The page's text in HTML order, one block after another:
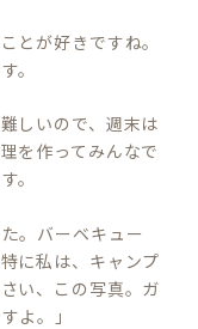
とが好きですね。
。
しいので、週末は
を作ってみんなで
。
。バーベキュー
に私は、キャンプ
い、この写真。ガ
よ。」